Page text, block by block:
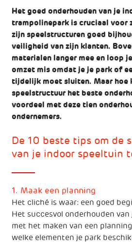
Het goed onderhouden van je
trampolinepark is cruciaal voor
zijn speelstructuren goed
veiligheid van zijn klanten.
materialen langer mee en loop
omzet mis omdat je je park of
tijdelijk moet sluiten. Maar hoe
speelstructuur het beste
voordeel met deze tien
ondernemers.
De 10 beste tips om de
van je indoor speeltuin
1. Maak een planning
Het cliché is waar: een goed
Het succesvol onderhouden
met het maken van een
welke elementen je park